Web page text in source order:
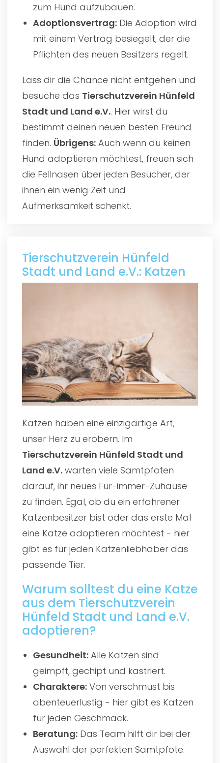
zum Hund aufzubauen.
Adoptionsvertrag: Die Adoption wird
mit einem Vertrag besiegelt, der die
Pflichten des neuen Besitzers regelt.
Lass dir die Chance nicht entgehen und
besuche das Tierschutzverein Hünfeld
Stadt und Land e.V.. Hier wirst du
bestimmt deinen neuen besten Freund
finden. Übrigens: Auch wenn du keinen
Hund adoptieren möchtest, freuen sich
die Fellnasen über jeden Besucher, der
ihnen ein wenig Zeit und
Aufmerksamkeit schenkt.
Tierschutzverein Hünfeld
Stadt und Land e.V.: Katzen
Katzen haben eine einzigartige Art,
unser Herz zu erobern. Im
Tierschutzverein Hünfeld Stadt und
Land e.V. warten viele Samtpfoten
darauf, ihr neues Für-immer-Zuhause
zu finden. Egal, ob du ein erfahrener
Katzenbesitzer bist oder das erste Mal
eine Katze adoptieren möchtest - hier
gibt es für jeden Katzenliebhaber das
passende Tier.
Warum solltest du eine Katze
aus dem Tierschutzverein
Hünfeld Stadt und Land e.V.
adoptieren?
Gesundheit: Alle Katzen sind
geimpft, gechipt und kastriert.
Charaktere: Von verschmust bis
abenteuerlustig - hier gibt es Katzen
für jeden Geschmack.
Beratung: Das Team hilft dir bei der
Auswahl der perfekten Samtpfote.